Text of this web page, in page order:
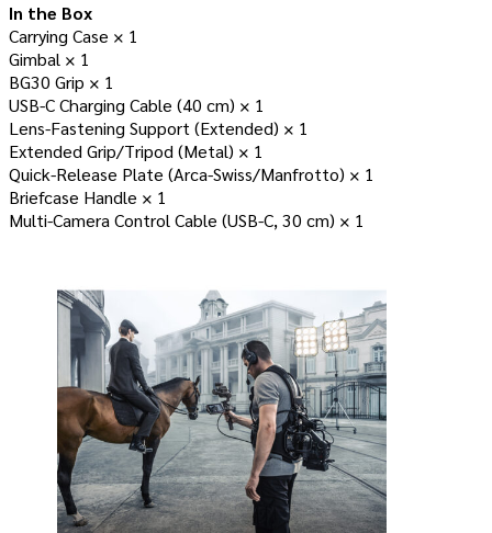
In the Box
Carrying Case × 1
Gimbal × 1
BG30 Grip × 1
USB-C Charging Cable (40 cm) × 1
Lens-Fastening Support (Extended) × 1
Extended Grip/Tripod (Metal) × 1
Quick-Release Plate (Arca-Swiss/Manfrotto) × 1
Briefcase Handle × 1
Multi-Camera Control Cable (USB-C, 30 cm) × 1